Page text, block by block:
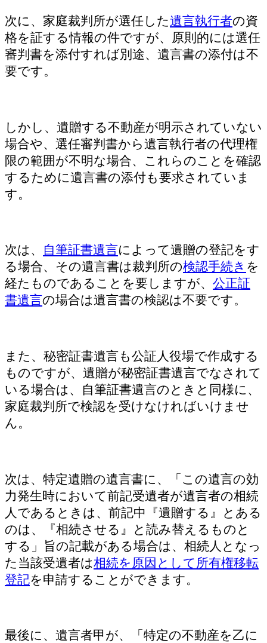
次に、家庭裁判所が選任した遺言執行者の資
格を証する情報の件ですが、原則的には選任
審判書を添付すれば別途、遺言書の添付は不
要です。
しかし、遺贈する不動産が明示されていない
場合や、選任審判書から遺言執行者の代理権
限の範囲が不明な場合、これらのことを確認
するために遺言書の添付も要求されていま
す。
次は、 自筆証書遺言によって遺贈の登記をす
る場合、その遺言書は裁判所の検認手続き を
経たものであることを要しますが、 公正証
書遺言の場合は遺言書の検認は不要です。
また、秘密証書遺言も公証人役場で作成する
ものですが、遺贈が秘密証書遺言でなされて
いる場合は、自筆証書遺言のときと同様に、
家庭裁判所で検認を受けなければいけませ
ん。
次は、特定遺贈の遺言書に、「この遺言の効
力発生時において前記受遺者が遺言者の相続
人であるときは、前記中『遺贈する』とある
のは、『相続させる』と読み替えるものと
する」旨の記載がある場合は、相続人となっ
た当該受遺者は相続を原因として所有権移転
登記を申請することができます。
最後に、遺言者甲が、「特定の不動産を乙に